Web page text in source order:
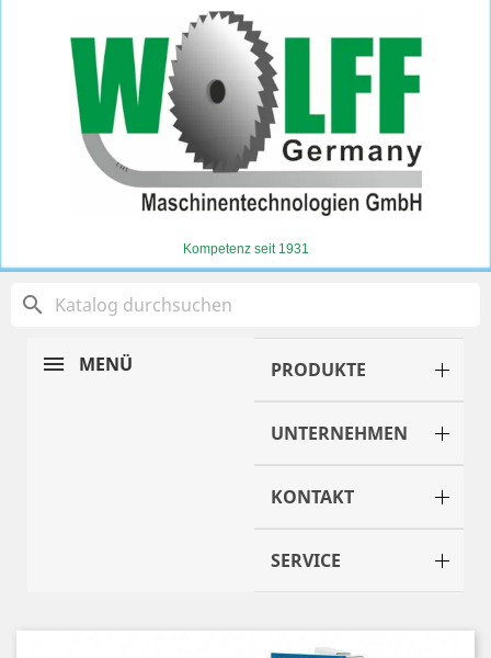
Kompetenz seit 1931
search
MENÜ PRODUKTE
UNTERNEHMEN
KONTAKT
SERVICE